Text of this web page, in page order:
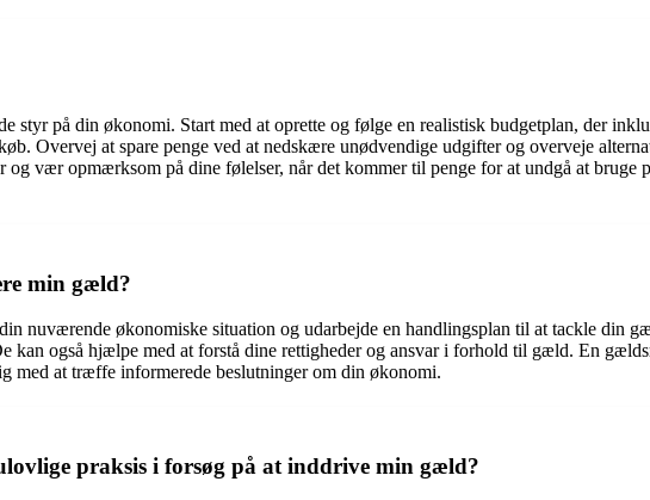
på din økonomi. Start med at oprette og følge en realistisk budgetplan, der
Overvej at spare penge ved at nedskære unødvendige udgifter og overveje
vær opmærksom på dine følelser, når det kommer til penge for at undgå at bruge
min gæld?
nuværende økonomiske situation og udarbejde en handlingsplan til at tackle din
kan også hjælpe med at forstå dine rettigheder og ansvar i forhold til gæld. En
med at træffe informerede beslutninger om din økonomi.
praksis i forsøg på at inddrive min gæld?